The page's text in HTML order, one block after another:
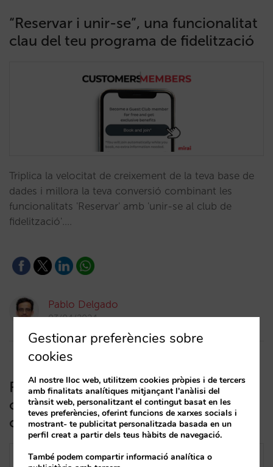
“Reservar i unir-se”, una funcionalitat
clau del teu programa de fidelització
Triplica la velocitat de creixement de la teva base de
dades i millora la teva conversió combinant les
funcionalitats 'Reservar' amb 'unir-se al club de
fidelització'.…
Pablo Delgado
03/04/2024
Reptes (estratègics, de màrqueting i
operatius) de la venda d’extres al teu
canal directe
Gestionar preferències sobre
cookies
Al nostre lloc web, utilitzem cookies pròpies i de tercers
amb finalitats analítiques mitjançant l'anàlisi del
trànsit web, personalitzant el contingut basat en les
teves preferències, oferint funcions de xarxes socials i
mostrant- te publicitat personalitzada basada en un
perfil creat a partir dels teus hàbits de navegació.
També podem compartir informació analítica o